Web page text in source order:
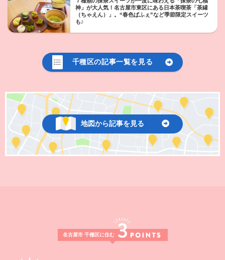
神」が大人気！名古屋市東区にある日本茶喫茶「茶縁
（ちゃえん）」。“春色ぱふぇ”など季節限定スイーツ
も♪
千種区の記事一覧を見る
地図から記事を見る
名古屋市 千種区に住む